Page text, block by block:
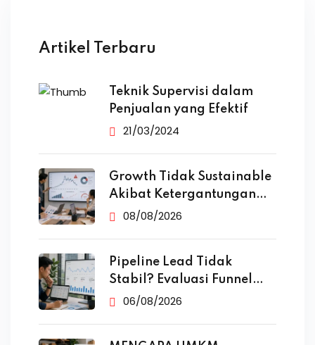
Artikel Terbaru
Teknik Supervisi dalam
Penjualan yang Efektif
21/03/2024
Growth Tidak Sustainable
Akibat Ketergantungan
Iklan
08/08/2026
Pipeline Lead Tidak
Stabil? Evaluasi Funnel
Marketing
06/08/2026